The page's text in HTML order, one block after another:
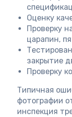
Оценку
Проверку
царапин,
закрытие
Проверку
Типичная
фотографии
инспекция